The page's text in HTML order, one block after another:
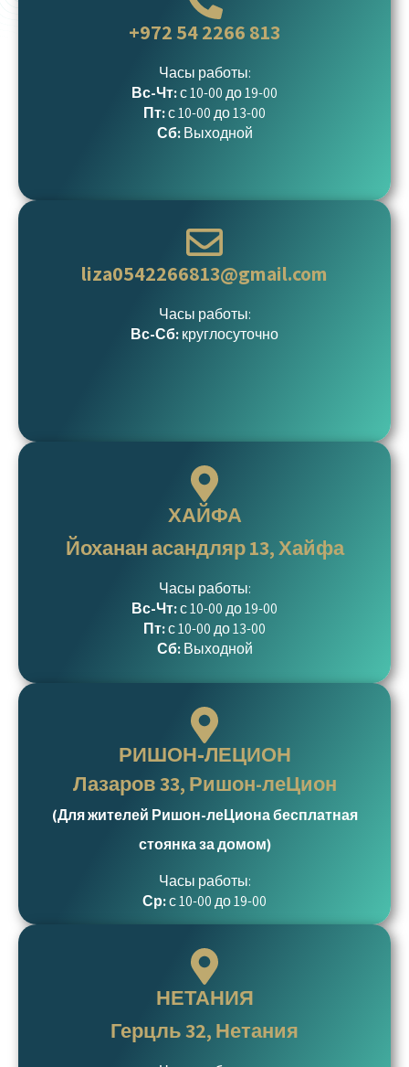
+972 54 2266 813
Часы работы:
Вс-Чт:с 10-00 до 19-00
Пт:с 10-00 до 13-00
Сб:Выходной
liza0542266813@gmail.com
Часы работы:
Вс-Сб:круглосуточно
ХАЙФА
Йоханан асандляр 13, Хайфа
Часы работы:
Вс-Чт:с 10-00 до 19-00
Пт:с 10-00 до 13-00
Сб:Выходной
РИШОН-ЛЕЦИОН
Лазаров 33, Ришон-леЦион
(Для жителей Ришон-леЦиона бесплатная
стоянка за домом)
Часы работы:
Ср:с 10-00 до 19-00
НЕТАНИЯ
Герцль 32, Нетания